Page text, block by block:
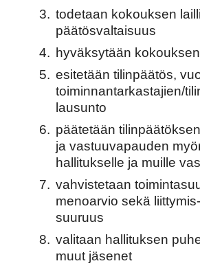
3. todetaan kokouksen
päätösvaltaisuus
4. hyväksytään
5. esitetään tilinpäätös,
toiminnantarkastajien/
lausunto
6. päätetään
ja vastuuvapauden
hallitukselle ja muille
7. vahvistetaan
menoarvio sekä
suuruus
8. valitaan hallituksen
muut jäsenet